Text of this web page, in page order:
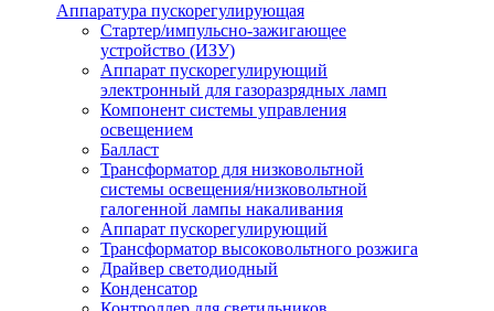
Аппаратура пускорегулирующая
Стартер/импульсно-зажигающее
устройство (ИЗУ)
Аппарат пускорегулирующий
электронный для газоразрядных ламп
Компонент системы управления
освещением
Балласт
Трансформатор для низковольтной
системы освещения/низковольтной
галогенной лампы накаливания
Аппарат пускорегулирующий
Трансформатор высоковольтного розжига
Драйвер светодиодный
Конденсатор